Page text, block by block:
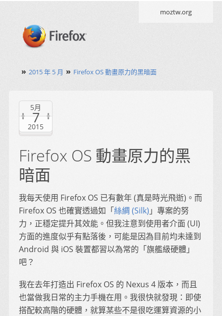
moztw.org
» 2015 年 5 月 » Firefox OS 動畫原力的黑暗面
5月
7
2015
Firefox OS 動畫原力的黑
暗面
我每天使用 Firefox OS 已有數年 (真是時光飛逝)。而
Firefox OS 也確實透過如「絲綢 (Silk) 」專案的努
力，正穩定提升其效能。但我注意到使用者介面 (UI)
方面的進度似乎有點落後，可能是因為目前均未達到
Android 與 iOS 裝置都習以為常的「旗艦級硬體」
吧？
我在去年打造出 Firefox OS 的 Nexus 4 版本，而且
也當做我日常的主力手機在用。我很快就發現：即使
搭配較高階的硬體，就算某些不是很吃運算資源的小